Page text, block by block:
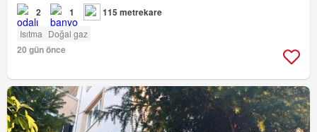
2 1 115 metrekare
Isıtma Doğal gaz
20 gün önce